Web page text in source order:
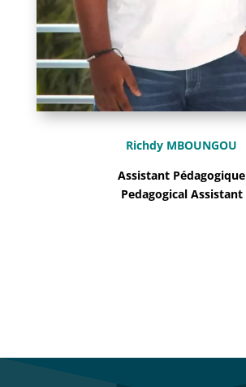
Richdy MBOUNGOU
Assistant Pédagogique
Pedagogical Assistant